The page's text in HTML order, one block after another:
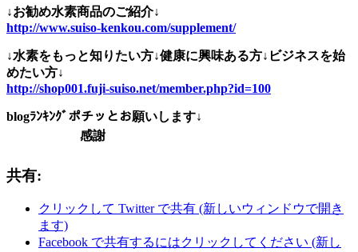
↓お勧め水素商品のご紹介↓
http://www.suiso-kenkou.com/supplement/
↓水素をもっと知りたい方↓健康に興味ある方↓ビジネスを始
めたい方↓
http://shop001.fuji-suiso.net/member.php?id=100
blogﾗﾝｷﾝｸﾞポチッとお願いします↓
感謝
共有:
クリックして Twitter で共有 (新しいウィンドウで開き
ます)
Facebook で共有するにはクリックしてください (新し